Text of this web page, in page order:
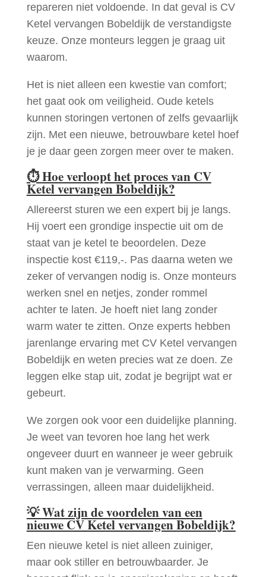
repareren niet voldoende. In dat geval is CV
Ketel vervangen Bobeldijk de verstandigste
keuze. Onze monteurs leggen je graag uit
waarom.
Het is niet alleen een kwestie van comfort;
het gaat ook om veiligheid. Oude ketels
kunnen storingen vertonen of zelfs gevaarlijk
zijn. Met een nieuwe, betrouwbare ketel hoef
je je daar geen zorgen meer over te maken.
⏱Hoe verloopt het proces van CV
Ketel vervangen Bobeldijk?
Allereerst sturen we een expert bij je langs.
Hij voert een grondige inspectie uit om de
staat van je ketel te beoordelen. Deze
inspectie kost €119,-. Pas daarna weten we
zeker of vervangen nodig is. Onze monteurs
werken snel en netjes, zonder rommel
achter te laten. Je hoeft niet lang zonder
warm water te zitten. Onze experts hebben
jarenlange ervaring met CV Ketel vervangen
Bobeldijk en weten precies wat ze doen. Ze
leggen elke stap uit, zodat je begrijpt wat er
gebeurt.
We zorgen ook voor een duidelijke planning.
Je weet van tevoren hoe lang het werk
ongeveer duurt en wanneer je weer gebruik
kunt maken van je verwarming. Geen
verrassingen, alleen maar duidelijkheid.
💡Wat zijn de voordelen van een
nieuwe CV Ketel vervangen Bobeldijk?
Een nieuwe ketel is niet alleen zuiniger,
maar ook stiller en betrouwbaarder. Je